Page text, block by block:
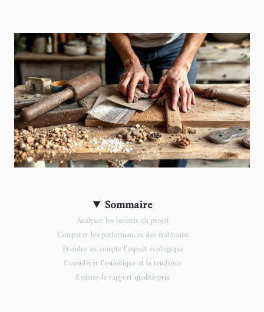
Sommaire
Analyser les besoins du projet
Comparer les performances des matériaux
Prendre en compte l’aspect écologique
Considérer l’esthétique et la tendance
Estimer le rapport qualité-prix